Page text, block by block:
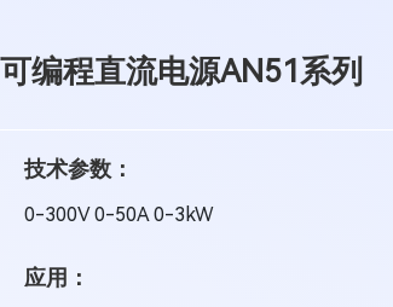
可编程直流电源AN51系列
技术参数：
0-300V 0-50A 0-3kW
应用：